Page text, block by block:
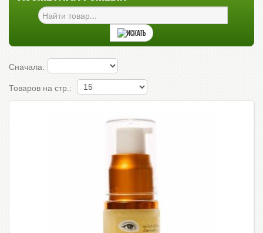
Сначала:
Товаров на стр.: